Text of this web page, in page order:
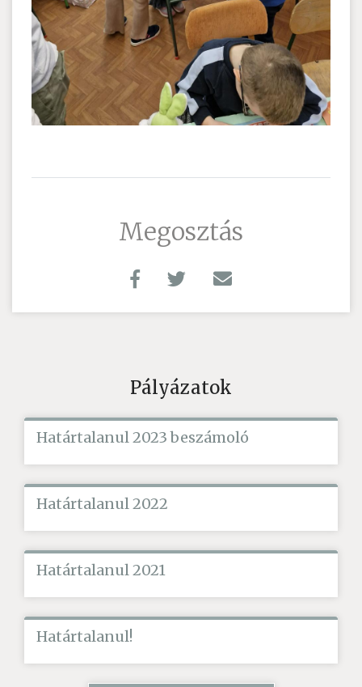
Megosztás
Pályázatok
Határtalanul 2023 beszámoló
Határtalanul 2022
Határtalanul 2021
Határtalanul!